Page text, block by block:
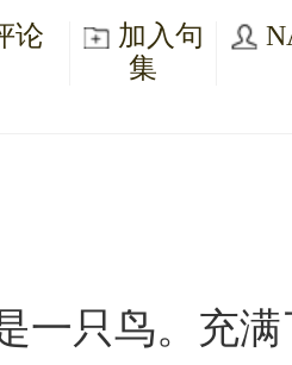
论
加入句
集
一只鸟。充